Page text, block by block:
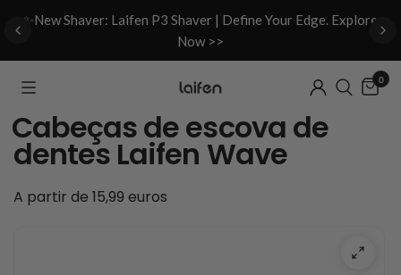
✨New Shaver: Laifen P3 Shaver | Define Your Edge. Explore
Now >>
0
Cabeças de escova de
dentes Laifen Wave
A partir de 15,99 euros